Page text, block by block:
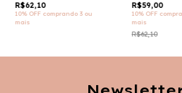
R$62,10
10% OFF comprando 3 ou
mais
R$59,00
10% OFF
mais
R$62,10